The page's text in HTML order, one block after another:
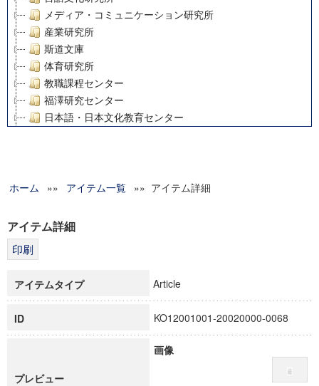
メディア・コミュニケーション研究所
産業研究所
斯道文庫
体育研究所
教職課程センター
福澤研究センター
日本語・日本文化教育センター
グローバルリサーチインスティテュート
科学研究費補助金研究成果報告書
博士課程教育リーディングプログラム「超成熟社会発展のサ
ホーム »» アイテム一覧 »» アイテム詳細
アイテム詳細
アイテムタイプ Article
ID KO12001001-20020000-0068
プレビュー
画像